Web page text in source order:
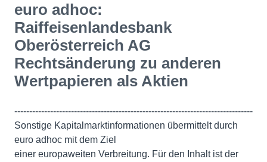
euro adhoc:
Raiffeisenlandesbank
Oberösterreich AG
Rechtsänderung zu anderen
Wertpapieren als Aktien
--------------------------------------------------------------------------------
Sonstige Kapitalmarktinformationen übermittelt durch
euro adhoc mit dem Ziel
einer europaweiten Verbreitung. Für den Inhalt ist der